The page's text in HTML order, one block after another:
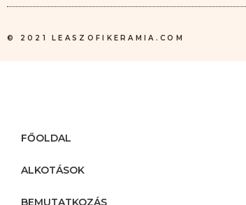
© 2021 LEASZOFIKERAMIA.COM
FŐOLDAL
ALKOTÁSOK
BEMUTATKOZÁS